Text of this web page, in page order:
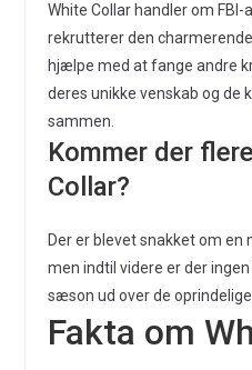
White Collar handler om
rekrutterer den
hjælpe med at fange andre
deres unikke venskab og de
sammen.
Kommer der
Collar?
Der er blevet snakket om en
men indtil videre er der
sæson ud over de oprindelige
Fakta om